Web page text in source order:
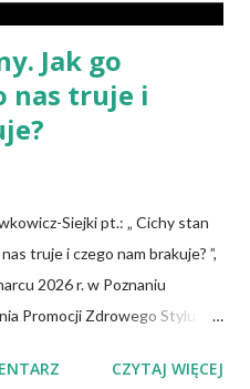
Jak go
nas truje i
Siejki pt.: „ Cichy stan
truje i czego nam brakuje? ”,
2026 r. w Poznaniu
Promocji Zdrowego Stylu
zdrowego stylu życia,
CZYTAJ WIĘCEJ